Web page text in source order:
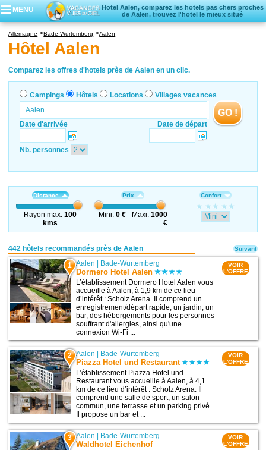
MENU
Hotel Aalen, comparez les hotels pas chers proches
de Aalen, trouvez l'hotel le mieux situé
Locations vacances
Villages vacances
Allemagne Bade-Wurtemberg Aalen
Hôtel Aalen
Comparez les offres d'hotels près de Aalen en un clic.
Campings Hôtels Locations Villages vacances
Date d'arrivée Date de départ
GO !
Nb. personnes
Distance
Rayon max:100
kms
Prix
Mini: 0 € Maxi:1000
€
Confort
442 hôtels recommandés près de Aalen
1 Aalen | Bade-Wurtemberg
Dormero Hotel Aalen
L’établissement Dormero Hotel Aalen vous
accueille à Aalen, à 1,9 km de ce lieu
d’intérêt : Scholz Arena. Il comprend un
enregistrement/départ rapide, un jardin, un
bar, des hébergements pour les personnes
souffrant d'allergies, ainsi qu'une
connexion Wi-Fi ...
VOIR
L'OFFRE
2 Aalen Bade-Wurtemberg
Piazza Hotel und Restaurant
L’établissement Piazza Hotel und
Restaurant vous accueille à Aalen, à 4,1
km de ce lieu d’intérêt : Scholz Arena. Il
comprend une salle de sport, un salon
commun, une terrasse et un parking privé.
Il propose un bar et ...
VOIR
L'OFFRE
3 Aalen Bade-Wurtemberg
Waldhotel Eichenhof
VOIR
L'OFFRE
Suivant